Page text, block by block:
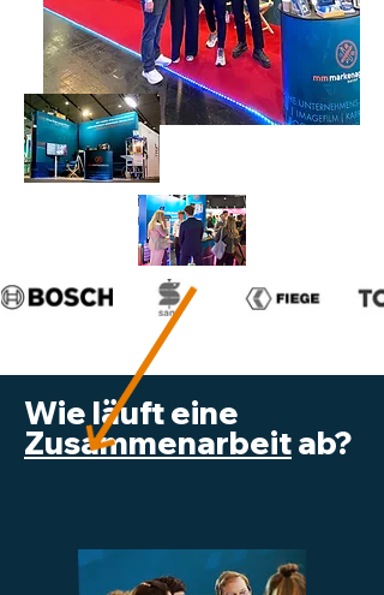
Wie läuft eine
Zusammenarbeitab?